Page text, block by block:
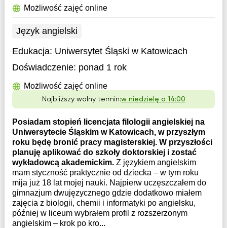
Możliwość zajęć online
Język angielski
Edukacja: Uniwersytet Śląski w Katowicach
Doświadczenie: ponad 1 rok
Możliwość zajęć online
Najbliższy wolny termin:w niedzielę o 14:00
Posiadam stopień licencjata filologii angielskiej na
Uniwersytecie Śląskim w Katowicach, w przyszłym
roku będę bronić pracy magisterskiej. W przyszłości
planuję aplikować do szkoły doktorskiej i zostać
wykładowcą akademickim. Z językiem angielskim
mam styczność praktycznie od dziecka – w tym roku
mija już 18 lat mojej nauki. Najpierw uczęszczałem do
gimnazjum dwujęzycznego gdzie dodatkowo miałem
zajęcia z biologii, chemii i informatyki po angielsku,
później w liceum wybrałem profil z rozszerzonym
angielskim – krok po kro...